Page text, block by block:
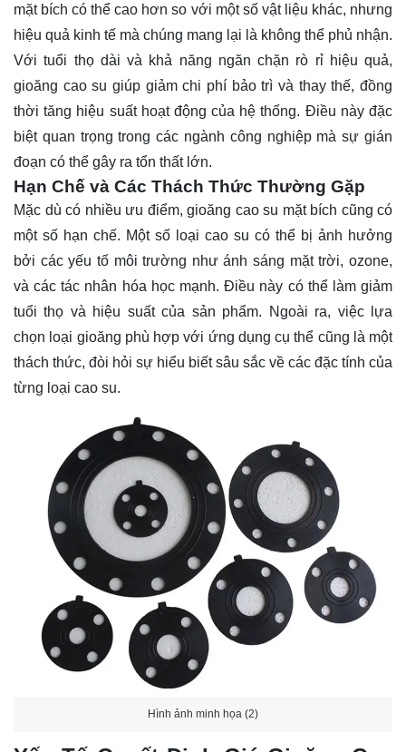
mặt bích có thể cao hơn so với một số vật liệu khác, nhưng
hiệu quả kinh tế mà chúng mang lại là không thể phủ nhận.
Với tuổi thọ dài và khả năng ngăn chặn rò rỉ hiệu quả,
gioăng cao su giúp giảm chi phí bảo trì và thay thế, đồng
thời tăng hiệu suất hoạt động của hệ thống. Điều này đặc
biệt quan trọng trong các ngành công nghiệp mà sự gián
đoạn có thể gây ra tổn thất lớn.
Hạn Chế và Các Thách Thức Thường Gặp
Mặc dù có nhiều ưu điểm, gioăng cao su mặt bích cũng có
một số hạn chế. Một số loại cao su có thể bị ảnh hưởng
bởi các yếu tố môi trường như ánh sáng mặt trời, ozone,
và các tác nhân hóa học mạnh. Điều này có thể làm giảm
tuổi thọ và hiệu suất của sản phẩm. Ngoài ra, việc lựa
chọn loại gioăng phù hợp với ứng dụng cụ thể cũng là một
thách thức, đòi hỏi sự hiểu biết sâu sắc về các đặc tính của
từng loại cao su.
Hình ảnh minh họa (2)